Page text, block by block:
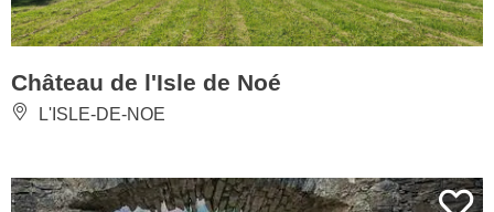
Château de l'Isle de Noé
L'ISLE-DE-NOE